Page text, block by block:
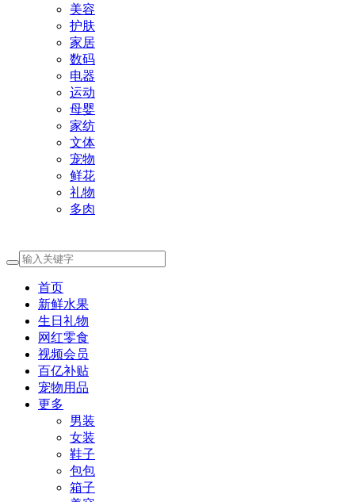
美容
护肤
家居
数码
电器
运动
母婴
家纺
文体
宠物
鲜花
礼物
多肉
首页
新鲜水果
生日礼物
网红零食
视频会员
百亿补贴
宠物用品
更多
男装
女装
鞋子
包包
箱子